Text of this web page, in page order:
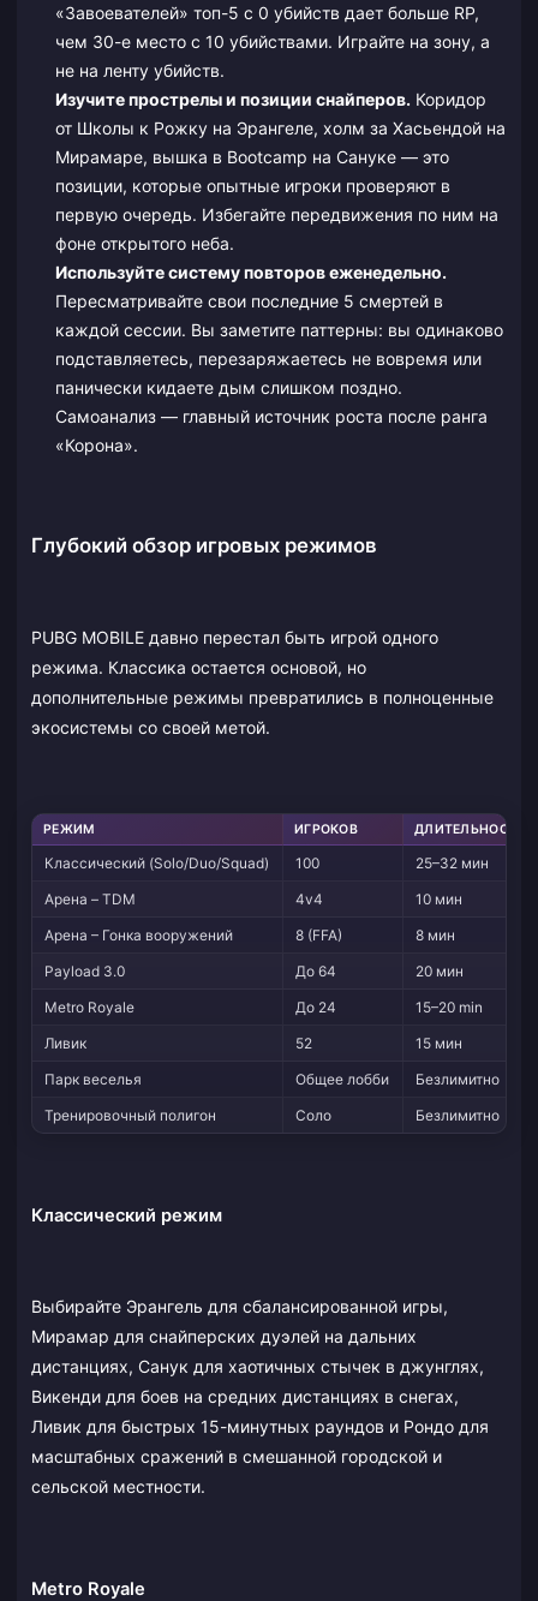
«Завоевателей» топ-5 с 0 убийств дает больше RP,
чем 30-е место с 10 убийствами. Играйте на зону, а
не на ленту убийств.
Изучите прострелы и позиции снайперов. Коридор
от Школы к Рожку на Эрангеле, холм за Хасьендой на
Мирамаре, вышка в Bootcamp на Сануке — это
позиции, которые опытные игроки проверяют в
первую очередь. Избегайте передвижения по ним на
фоне открытого неба.
Используйте систему повторов еженедельно.
Пересматривайте свои последние 5 смертей в
каждой сессии. Вы заметите паттерны: вы одинаково
подставляетесь, перезаряжаетесь не вовремя или
панически кидаете дым слишком поздно.
Самоанализ — главный источник роста после ранга
«Корона».
Глубокий обзор игровых режимов
PUBG MOBILE давно перестал быть игрой одного
режима. Классика остается основой, но
дополнительные режимы превратились в полноценные
экосистемы со своей метой.
РЕЖИМ ИГРОКОВ ДЛИТЕЛЬНОСТЬ
Классический (Solo/Duo/Squad) 100
25–32 мин
Арена – TDM
4v4
10 мин
Арена – Гонка вооружений
8 (FFA)
8 мин
Payload 3.0
До 64
20 мин
Metro Royale
До 24
15–20 min
Ливик
52
15 мин
Парк веселья
Общее лобби
Безлимитно
Тренировочный полигон
Соло Безлимитно
Классический режим
Выбирайте Эрангель для сбалансированной игры,
Мирамар для снайперских дуэлей на дальних
дистанциях, Санук для хаотичных стычек в джунглях,
Викенди для боев на средних дистанциях в снегах,
Ливик для быстрых 15-минутных раундов и Рондо для
масштабных сражений в смешанной городской и
сельской местности.
Metro Royale